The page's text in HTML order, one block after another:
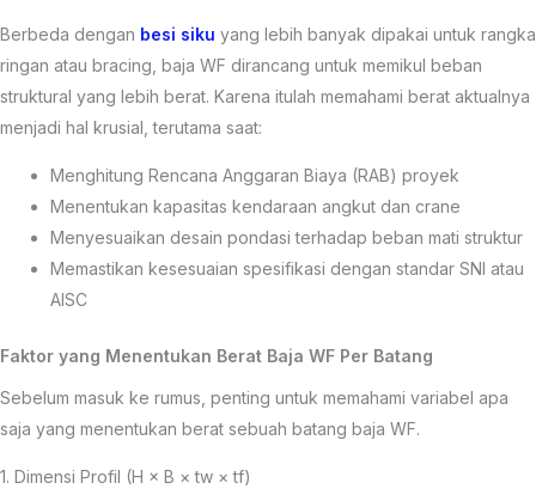
Berbeda dengan besi siku yang lebih banyak dipakai untuk rangka
ringan atau bracing, baja WF dirancang untuk memikul beban
struktural yang lebih berat. Karena itulah memahami berat aktualnya
menjadi hal krusial, terutama saat:
Menghitung Rencana Anggaran Biaya (RAB) proyek
Menentukan kapasitas kendaraan angkut dan crane
Menyesuaikan desain pondasi terhadap beban mati struktur
Memastikan kesesuaian spesifikasi dengan standar SNI atau
AISC
Faktor yang Menentukan Berat Baja WF Per Batang
Sebelum masuk ke rumus, penting untuk memahami variabel apa
saja yang menentukan berat sebuah batang baja WF.
1. Dimensi Profil (H × B × tw × tf)